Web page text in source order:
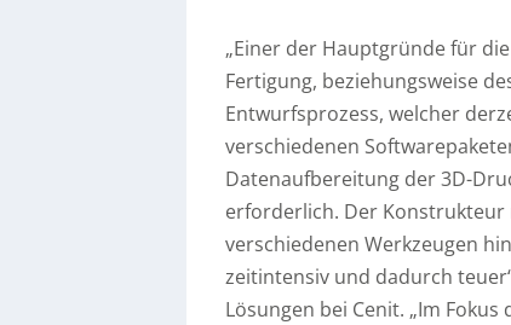
„Einer der Hauptgründe für
Fertigung, beziehungsweise
Entwurfsprozess, welcher
verschiedenen
Datenaufbereitung der 3D-
erforderlich. Der Konstrukteur
verschiedenen Werkzeugen
zeitintensiv und dadurch
Lösungen bei Cenit. „Im